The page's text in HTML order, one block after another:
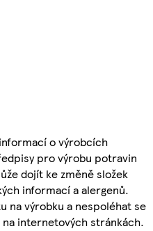
o výrobcích
pro výrobu potravin
dojít ke změně složek
informací a alergenů.
na výrobku a nespoléhat se
internetových stránkách.